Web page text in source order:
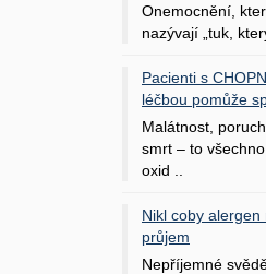
Onemocnění,
nazývají „tuk,
Pacienti s
léčbou pomůže
Malátnost,
smrt – to
oxid ..
Nikl coby
průjem
Nepříjemné